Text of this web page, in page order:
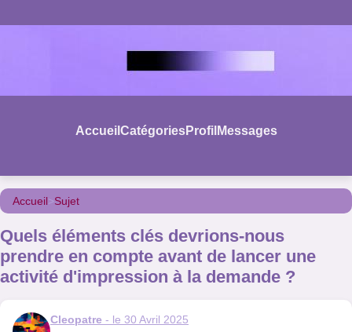
Accueil CatégoriesProfil Messages
Accueil>Sujet
Quels éléments clés devrions-nous
prendre en compte avant de lancer une
activité d'impression à la demande ?
Cleopatre - le 30 Avril 2025